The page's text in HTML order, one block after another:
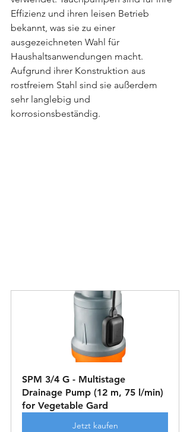
Effizienz und ihren leisen Betrieb
bekannt, was sie zu einer
ausgezeichneten Wahl für
Haushaltsanwendungen macht.
Aufgrund ihrer Konstruktion aus
rostfreiem Stahl sind sie außerdem
sehr langlebig und
korrosionsbeständig.
SPM 3/4 G - Multistage
Drainage Pump (12 m, 75 l/min)
for Vegetable Gard
Jetzt kaufen